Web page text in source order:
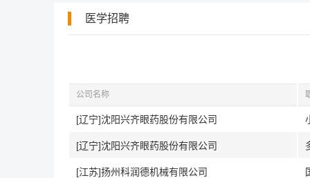
医学招聘
公司名称
[辽宁]沈阳兴齐眼药股份有限公司
[辽宁]沈阳兴齐眼药股份有限公司
[江苏]扬州科润德机械有限公司